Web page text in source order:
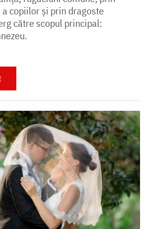
copiilor și prin dragoste
către scopul principal: